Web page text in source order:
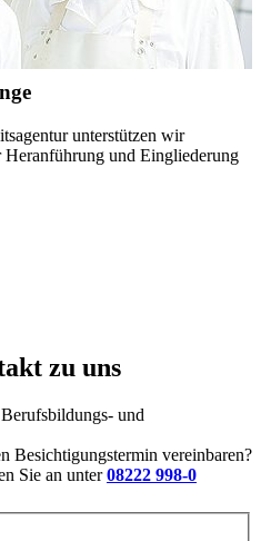
unterstützen wir
und Eingliederung
zu uns
und
Besichtigungstermin vereinbaren?
Sie an unter 08222 998-0